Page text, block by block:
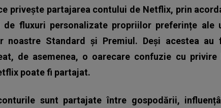
privește partajarea contului de Netflix, prin
de fluxuri personalizate propriilor preferințe ale
noastre Standard și Premiul. Deși acestea
de asemenea, o oarecare confuzie cu
poate fi partajat.
sunt partajate între gospodării,